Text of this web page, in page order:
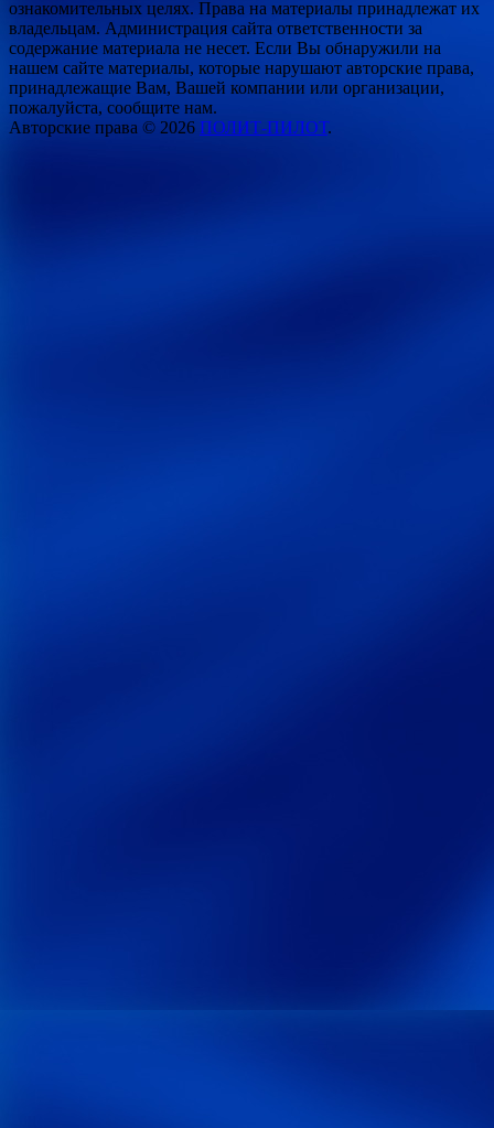
ознакомительных целях. Права на материалы принадлежат их
владельцам. Администрация сайта ответственности за
содержание материала не несет. Если Вы обнаружили на
нашем сайте материалы, которые нарушают авторские права,
принадлежащие Вам, Вашей компании или организации,
пожалуйста, сообщите нам.
Авторские права © 2026 ПОЛИТ-ПИЛОТ.